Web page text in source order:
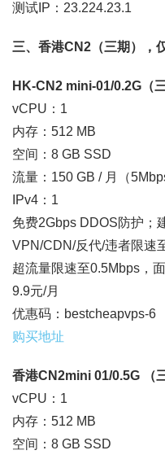
测试IP：23.224.23.1
三、香港CN2（三期），
HK-CN2 mini-01/0.2G（三
vCPU：1
内存：512 MB
空间：8 GB SSD
流量：150 GB / 月（
IPv4：1
免费2Gbps DDOS防护；
VPN/CDN/反代/违者限速
超流量限速至0.5Mbps，
9.9元/月
优惠码：bestcheapvps-6
购买地址
香港CN2mini 01/0.5G （
vCPU：1
内存：512 MB
空间：8 GB SSD